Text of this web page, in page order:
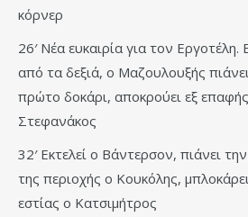
κόρνερ
26′ Νέα ευκαιρία για τον Εργοτέλη.
από τα δεξιά, ο Μαζουλουξής
πρώτο δοκάρι, αποκρούει εξ
Στεφανάκος
32′ Εκτελεί ο Βάντερσον, πιάνει
της περιοχής ο Κουκόλης,
εστίας ο Κατσιμήτρος